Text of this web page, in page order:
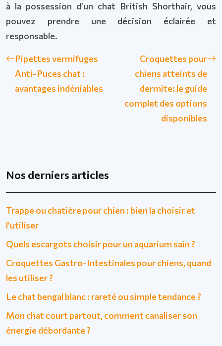
à la possession d’un chat British Shorthair, vous
pouvez prendre une décision éclairée et
responsable.
Pipettes vermifuges
Anti-Puces chat :
avantages indéniables
Croquettes pour
chiens atteints de
dermite: le guide
complet des options
disponibles
Nos derniers articles
Trappe ou chatière pour chien : bien la choisir et
l’utiliser
Quels escargots choisir pour un aquarium sain ?
Croquettes Gastro-Intestinales pour chiens, quand
les utiliser ?
Le chat bengal blanc : rareté ou simple tendance ?
Mon chat court partout, comment canaliser son
énergie débordante ?